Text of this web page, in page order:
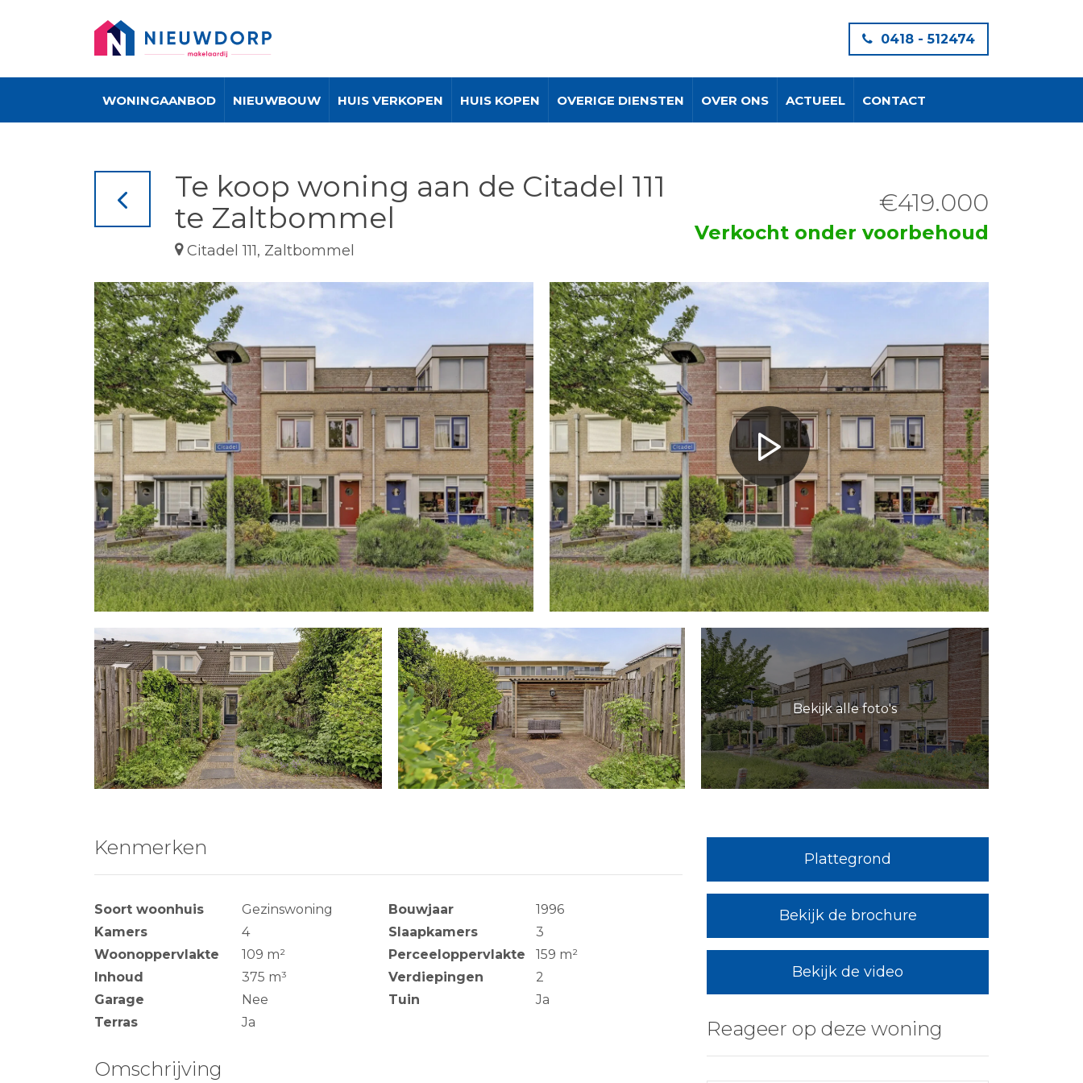
0418 - 512474
WONINGAANBOD NIEUWBOUW HUIS VERKOPEN HUIS KOPEN OVERIGE DIENSTEN OVER ONS ACTUEEL CONTACT
Te koop woning aan de Citadel 111
te Zaltbommel
Citadel 111, Zaltbommel
€419.000
Verkocht onder voorbehoud
Bekijk alle foto's
Kenmerken
Soort woonhuis Gezinswoning Bouwjaar
1996
Kamers
4 Slaapkamers
3
Woonoppervlakte
109 m² Perceeloppervlakte
159 m²
Inhoud
375 m³ Verdiepingen
2
Garage
Nee Tuin
Ja
Terras
Ja
Omschrijving
Plattegrond
Bekijk de brochure
Bekijk de video
Reageer op deze woning